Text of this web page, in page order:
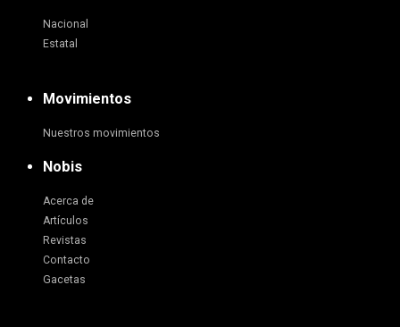
Nacional
Estatal
Movimientos
Nuestros movimientos
Nobis
Acerca de
Artículos
Revistas
Contacto
Gacetas